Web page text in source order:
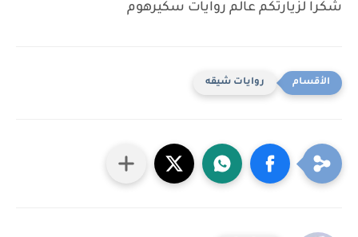
شكرا لزيارتكم عالم روايات سكيرهوم
روايات شيقه